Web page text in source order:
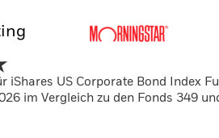
iShares US Corporate Bond Index
im Vergleich zu den Fonds 349